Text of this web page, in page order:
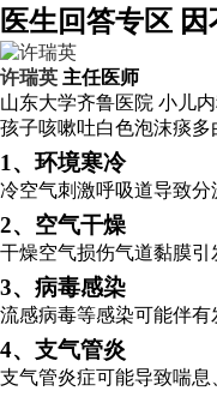
医生回答专区
许瑞英 主任医师
山东大学齐鲁医院 小儿
孩子咳嗽吐白色泡沫痰多
1、环境寒冷
冷空气刺激呼吸道导致分
2、空气干燥
干燥空气损伤气道黏膜引
3、病毒感染
流感病毒等感染可能伴有
4、支气管炎
支气管炎症可能导致喘息